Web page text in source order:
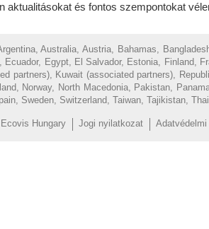
aktualitásokat és fontos szempontokat
Australia, Austria, Bahamas,
Ecuador, Egypt, El Salvador, Estonia, Finland,
partners), Kuwait (associated partners),
Norway, North Macedonia, Pakistan,
Sweden, Switzerland, Taiwan, Tajikistan,
Hungary Jogi nyilatkozat